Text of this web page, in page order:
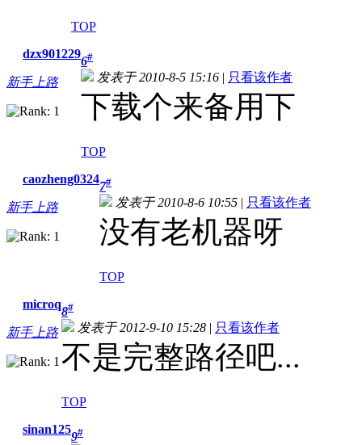
TOP
dzx901229
新手上路
6#
发表于 2010-8-5 15:16 | 只看该作者
下载个来备用下
TOP
caozheng0324
新手上路
7#
发表于 2010-8-6 10:55 | 只看该作者
没有老机器呀
TOP
microq
新手上路
8#
发表于 2012-9-10 15:28 | 只看该作者
不是完整路径吧...
TOP
sinan125
9#